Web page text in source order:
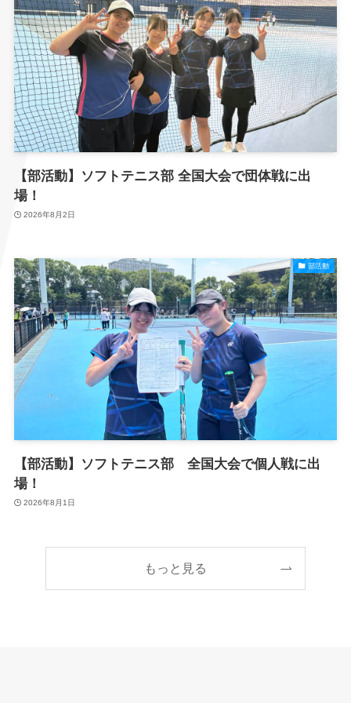
【部活動】ソフトテニス部 全国大会で団体戦に出
場！
2026年8月2日
部活動
【部活動】ソフトテニス部 全国大会で個人戦に出
場！
2026年8月1日
もっと見る